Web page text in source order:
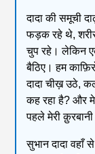
दादा की समूची
फड़क रहे थे,
चुप रहे। लेकिन
बैठिए। हम
दादा चीख़ उठे,
कह रहा है? और
पहले मेरी
सुभान दादा वहाँ